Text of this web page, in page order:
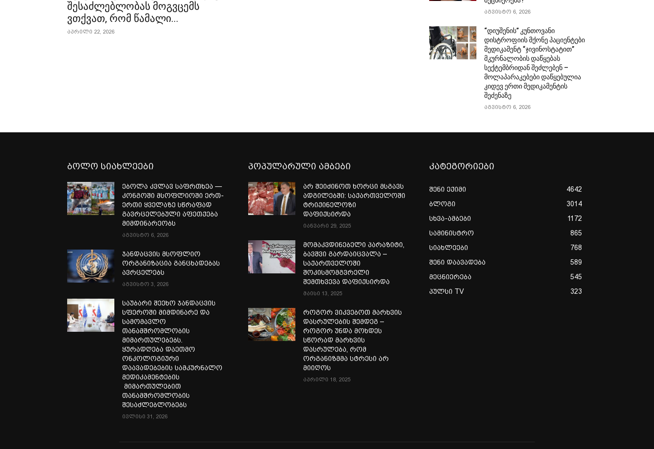
შესაძლებლობას მოგვცემს
ვთქვათ, რომ წამალი...
აპრილი 22, 2026
აგვისტო 6, 2026
“დიუშენის” კუნთოვანი
დისტროფიის მქონე პაციენტები
მედიკამენტ “ჯივინოსტატით”
მკურნალობის დაწყებას
სექტემბრიდან შეძლებენ –
მოლაპარაკებები დაწყებულია
კიდევ ერთი მედიკამენტის
შეძენაზე
აგვისტო 6, 2026
ბოლო სიახლეები
ებოლა კვლავ საფრთხეა —
კონგოში მსოფლიოში ერთ-
ერთი ყველაზე სწრაფად
გავრცელებული აფეთქება
მიმდინარეობს
აგვისტო 6, 2026
ჯანდაცვის მსოფლიო
ორგანიზაცია განცხადებას
ავრცელებს
აგვისტო 3, 2026
საუბარი შეეხო ჯანდაცვის
სფეროში მიმდინარე და
სამომავლო
თანამშრომლობის
მიმართულებებს.
ყურადღება დაეთმო
ონკოლოგიური
დაავადებების სამკურნალო
მედიკამენტების
მიმართულებით
თანამშრომლობის
შესაძლებლობებს
ივლისი 31, 2026
პოპულარული ამბები
არ შეიძინოთ ხორცი მსგავს
ადგილებში: საქართველოში
ტრიქინელოზი
დაფიქსირდა
იანვარი 29, 2025
მომაკვდინებელი პარაზიტი,
ბავშვი გარდაიცვალა –
საქართველოში
შოკისმომგვრელი
შემთხვევა დაფიქსირდა
მაისი 13, 2025
როგორ ვიკვებოთ მარხვის
დასრულების შემდეგ –
როგორ უნდა მოხდეს
სწორად მარხვის
დასრულება, რომ
ორგანიზმმა სტრესი არ
მიიღოს
აპრილი 18, 2025
კატეგორიები
შენი ექიმი
4642
ბლოგი
3014
სხვა-ამბები
1172
სამინისტრო
865
სიახლეები
768
შენი დაავადება
589
მეცნიერება
545
პულსი TV
323